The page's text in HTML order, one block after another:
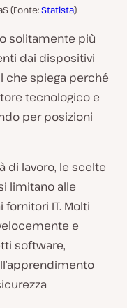
(Fonte:Statista)
solitamente più
dai dispositivi
che spiega perché
tecnologico e
per posizioni
di lavoro, le scelte
limitano alle
IT. Molti
e
software,